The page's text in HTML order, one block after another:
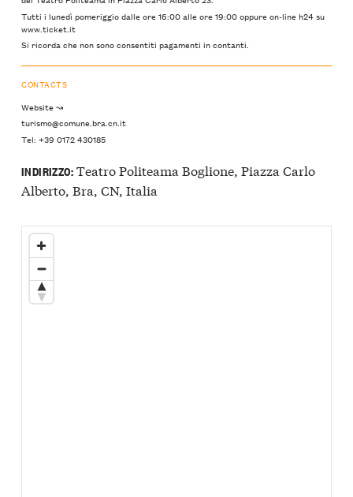
Tutti i lunedì pomeriggio dalle ore 16:00 alle ore 19:00 oppure on-line h24 su
www.ticket.it
Si ricorda che non sono consentiti pagamenti in contanti.
CONTACTS
Website ↝
turismo@comune.bra.cn.it
Tel: +39 0172 430185
INDIRIZZO:Teatro Politeama Boglione, Piazza Carlo
Alberto, Bra, CN, Italia